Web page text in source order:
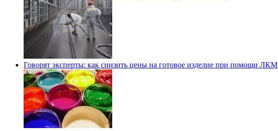
Говорят эксперты: как снизить цены на готовое изделие при помощи ЛКМ